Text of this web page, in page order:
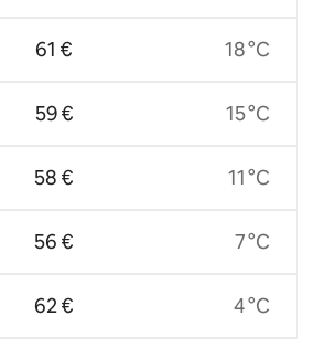
61 €
59 €
58 €
56 €
62 €
18 °C
15 °C
11 °C
7 °C
4 °C